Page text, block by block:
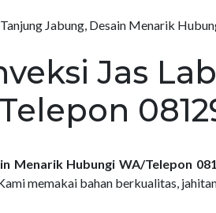
Jabung, Desain Menarik
Jas
Menarik Hubungi WA/Telepon
memakai bahan berkualitas,